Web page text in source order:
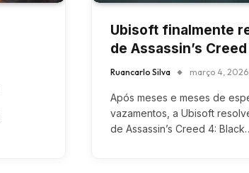
Ubisoft finalmente
de Assassin’s
Ruancarlo Silva março 4, 2026
Após meses e meses de
vazamentos, a Ubisoft
de Assassin’s Creed 4: